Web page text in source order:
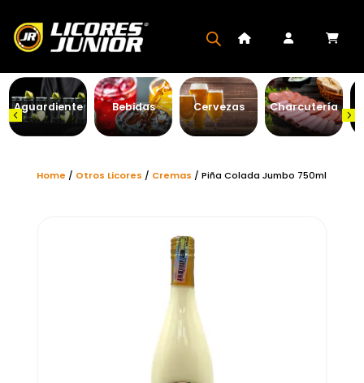
Aguardiente Bebidas Cervezas Charcutería
Home / Otros Licores / Cremas / Piña Colada Jumbo 750ml